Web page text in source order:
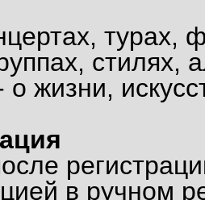
турах,
стилях,
о жизни,
в ручном